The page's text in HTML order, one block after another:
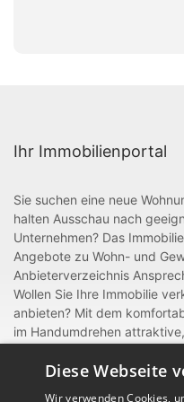
Ihr Immobilienportal
Sie suchen eine neue
halten Ausschau nach
Unternehmen? Das
Angebote zu Wohn- und
Anbieterverzeichnis
Wollen Sie Ihre Immobilie
anbieten? Mit dem
im Handumdrehen
Handwerk können Sie sich
Diese Webseite
Wir verwenden Cookies,